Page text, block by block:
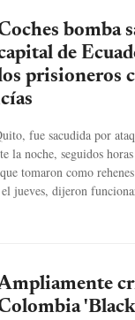
bomba
de
prisioneros
fue sacudida por
la noche, seguidos
tomaron como
jueves, dijeron